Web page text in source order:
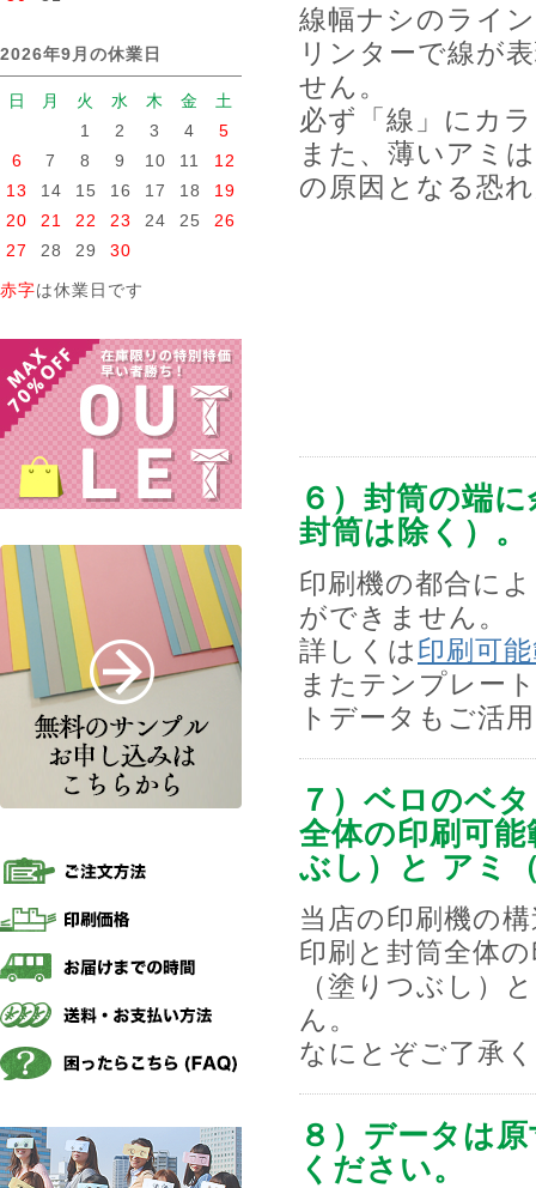
2026年9月の休業日
日 月 火 水 木 金
土
1
2 3 4
5
6
7 8 9 10 11
12
13
14 15 16 17 18
19
20
21 22 23 24 25
26
27
28 29 30
赤字は休業日です
線幅ナシのライ
リンターで線が
せん。
必ず「線」にカ
また、薄いアミ
の原因となる恐
６）封筒の端
封筒は除く）。
印刷機の都合に
ができません。
詳しくは印刷可
またテンプレー
トデータもご活
７）ベロのベ
全体の印刷可
ぶし）と アミ
当店の印刷機の
印刷と封筒全体
（塗りつぶし）
ん。
なにとぞご了承
８）データは
ください。